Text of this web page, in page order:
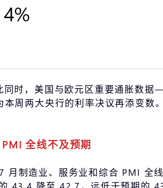
同时，美国与欧元区重要通胀数
周两大央行的利率决议再添变数。
全线不及预期
月制造业、服务业和综合 PMI 全